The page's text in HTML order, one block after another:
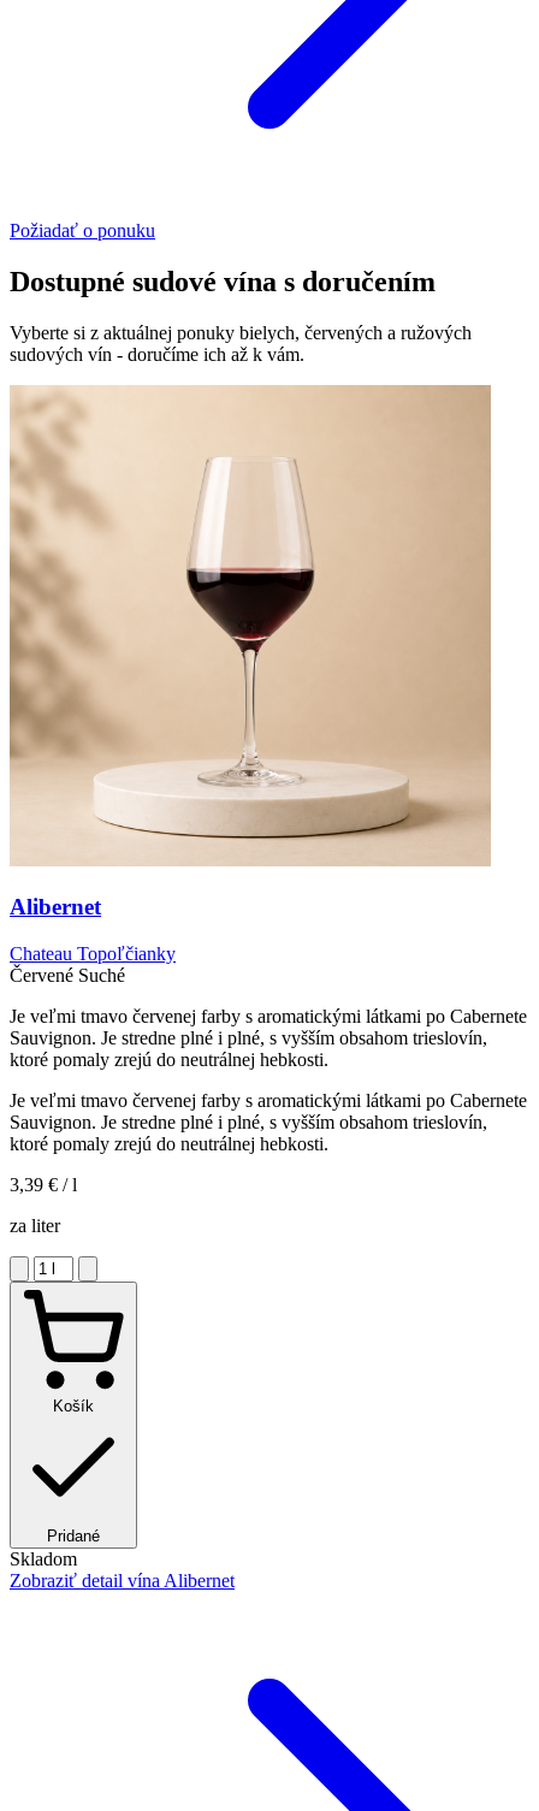
Požiadať o ponuku
Dostupné sudové vína s doručením
Vyberte si z aktuálnej ponuky bielych, červených a ružových
sudových vín - doručíme ich až k vám.
Alibernet
Chateau Topoľčianky
Červené Suché
Je veľmi tmavo červenej farby s aromatickými látkami po Cabernete
Sauvignon. Je stredne plné i plné, s vyšším obsahom trieslovín,
ktoré pomaly zrejú do neutrálnej hebkosti.
Je veľmi tmavo červenej farby s aromatickými látkami po Cabernete
Sauvignon. Je stredne plné i plné, s vyšším obsahom trieslovín,
ktoré pomaly zrejú do neutrálnej hebkosti.
3,39 € / l
za liter
Košík
Pridané
Skladom
Zobraziť detail vína Alibernet